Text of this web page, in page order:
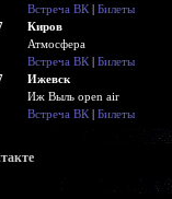
Встреча ВК | Билеты
Киров
Атмосфера
Встреча ВК | Билеты
Ижевск
Иж Выль open air
Встреча ВК | Билеты